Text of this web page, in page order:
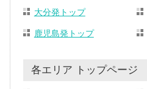
大分発トップ
鹿児島発トップ
各エリア トップページ